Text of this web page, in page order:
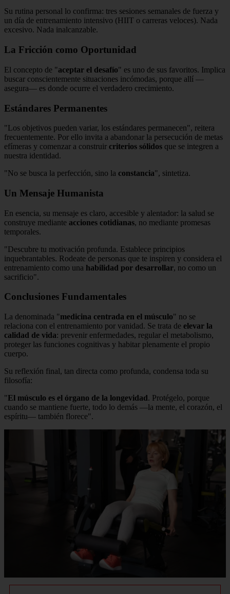
Su rutina personal lo confirma: tres sesiones semanales de fuerza y
un día de entrenamiento intensivo (HIIT o carreras veloces). Nada
excesivo. Nada inalcanzable.
La Fricción como Oportunidad
El concepto de "aceptar el desafío" es uno de sus favoritos. Implica
buscar conscientemente situaciones incómodas, porque allí —
asegura— es donde ocurre el verdadero crecimiento.
Estándares Permanentes
"Los objetivos pueden variar, los estándares permanecen", reitera
frecuentemente. Por ello invita a abandonar la persecución de metas
efímeras y comenzar a construir criterios sólidos que se integren a
nuestra identidad.
"No se busca la perfección, sino la constancia", sintetiza.
Un Mensaje Humanista
En esencia, su mensaje es claro, accesible y alentador: la salud se
construye mediante acciones cotidianas, no mediante promesas
temporales.
"Descubre tu motivación profunda. Establece principios
inquebrantables. Rodeate de personas que te inspiren y considera el
entrenamiento como una habilidad por desarrollar, no como un
sacrificio".
Conclusiones Fundamentales
La denominada "medicina centrada en el músculo" no se
relaciona con el entrenamiento por vanidad. Se trata de elevar la
calidad de vida: prevenir enfermedades, regular el metabolismo,
proteger las funciones cognitivas y habitar plenamente el propio
cuerpo.
Su reflexión final, tan directa como profunda, condensa toda su
filosofía:
"El músculo es el órgano de la longevidad. Protégelo, porque
cuando se mantiene fuerte, todo lo demás —la mente, el corazón, el
espíritu— también florece".